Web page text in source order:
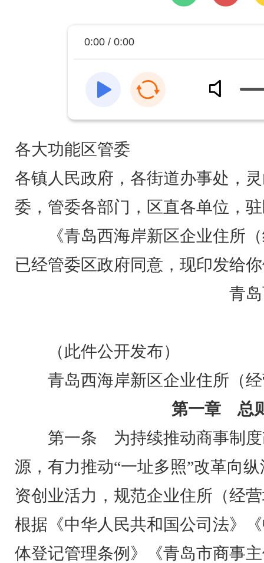
0:00 / 0:00
各大功能区管委
各镇人民政府，各街道办事处，
委，管委各部门，区直各单位，
《青岛西海岸新区企业住所
已经管委区政府同意，现印发给
青
（此件公开发布）
青岛西海岸新区企业住所（
第一章 总
第一条 为持续推动商事制
源，有力推动“一址多照”改革向
资创业活力，规范企业住所（经
根据《中华人民共和国公司法》
体登记管理条例》《青岛市商事